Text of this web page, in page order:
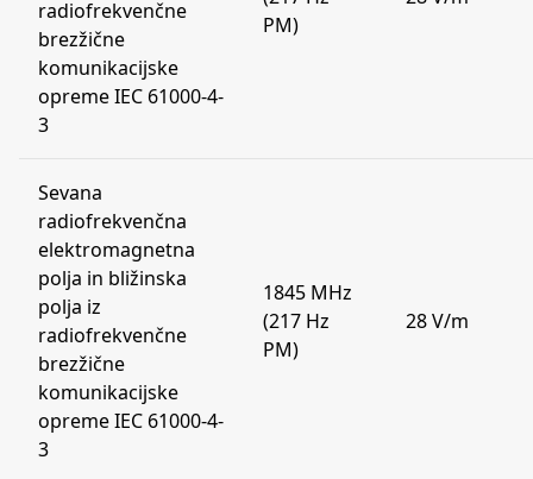
radiofrekvenčne
brezžične
komunikacijske
opreme IEC 61000-4-
3
PM)
Sevana
radiofrekvenčna
elektromagnetna
polja in bližinska
polja iz
radiofrekvenčne
brezžične
komunikacijske
opreme IEC 61000-4-
3
1845 MHz
(217 Hz
PM)
28 V/m